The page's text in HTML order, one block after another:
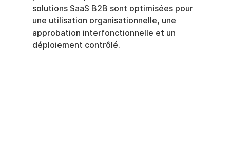
solutions SaaS B2B sont optimisées pour
une utilisation organisationnelle, une
approbation interfonctionnelle et un
déploiement contrôlé.